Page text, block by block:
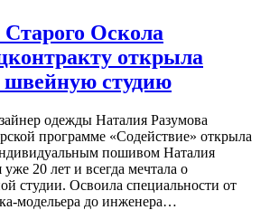
Оскола
открыла
швейную студию
одежды Наталия Разумова
программе «Содействие» открыла
пошивом Наталия
уже 20 лет и всегда мечтала о
студии. Освоила специальности от
модельера до инженера…